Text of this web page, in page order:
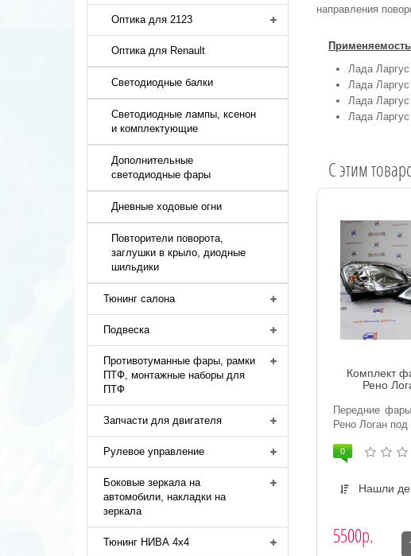
Оптика для 2123
Оптика для Renault
Светодиодные балки
Светодиодные лампы, ксенон
и комплектующие
Дополнительные
светодиодные фары
Дневные ходовые огни
Повторители поворота,
заглушки в крыло, диодные
шильдики
Тюнинг салона
Подвеска
Противотуманные фары, рамки
ПТФ, монтажные наборы для
ПТФ
Запчасти для двигателя
Рулевое управление
Боковые зеркала на
автомобили, накладки на
зеркала
Тюнинг НИВА 4х4
направления
Лада Ларгус
Лада Ларгус
Лада Ларгус
Лада
C этим
Комплект
Рено
Передние
Рено Логан под
0
Нашли
5500р.